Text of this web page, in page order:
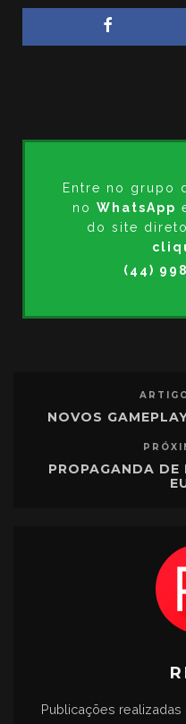
Entre no grupo
no WhatsApp
do site
(44)
NOVOS
PROPAGANDA DE
Publicações